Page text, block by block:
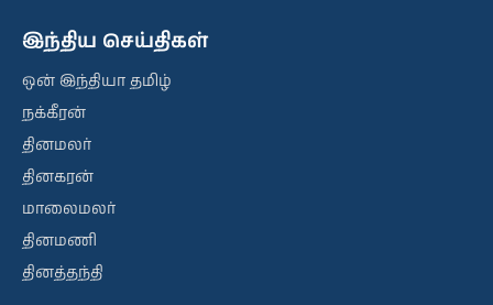
இந்திய செய்திகள்
ஒன் இந்தியா தமிழ்
நக்கீரன்
தினமலர்
தினகரன்
மாலைமலர்
தினமணி
தினத்தந்தி